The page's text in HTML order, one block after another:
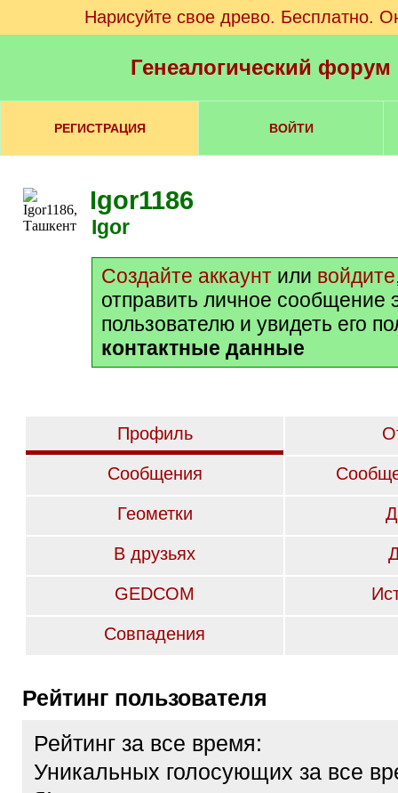
Нарисуйте свое древо. Бесплатно.
Генеалогический
РЕГИСТРАЦИЯ ВОЙТИ
Igor1186
Igor
Создайте аккаунт или войдите
отправить личное сообщение
пользователю и увидеть его
контактные данные
Профиль
Сообщения
Геометки
В друзьях
GEDCOM
Совпадения
Рейтинг пользователя
Рейтинг за все время:
Уникальных голосующих за все